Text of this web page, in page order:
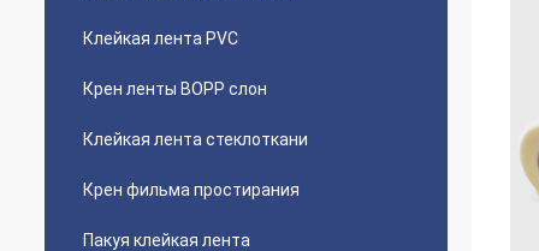
Клейкая лента PVC
Крен ленты BOPP слон
Клейкая лента стеклоткани
Крен фильма простирания
Пакуя клейкая лента